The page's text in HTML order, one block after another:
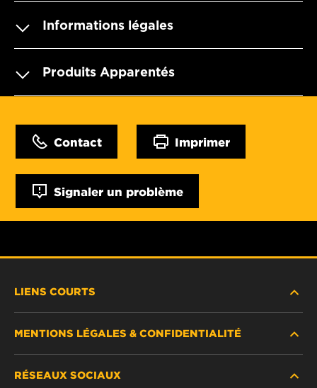
Informations légales
Produits Apparentés
Contact Imprimer
Signaler un problème
LIENS COURTS
OÙ ACHETER
MENTIONS LÉGALES & CONFIDENTIALITÉ
RÉSEAUX SOCIAUX